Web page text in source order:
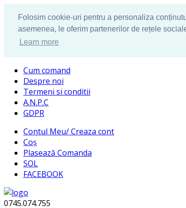
Folosim cookie-uri pentru a personaliza
asemenea, le oferim partenerilor de rețele
Learn more
Cum comand
Despre noi
Termeni si conditii
A.N.P.C
GDPR
Contul Meu/ Creaza cont
Coș
Plasează Comanda
SOL
FACEBOOK
0745.074.755